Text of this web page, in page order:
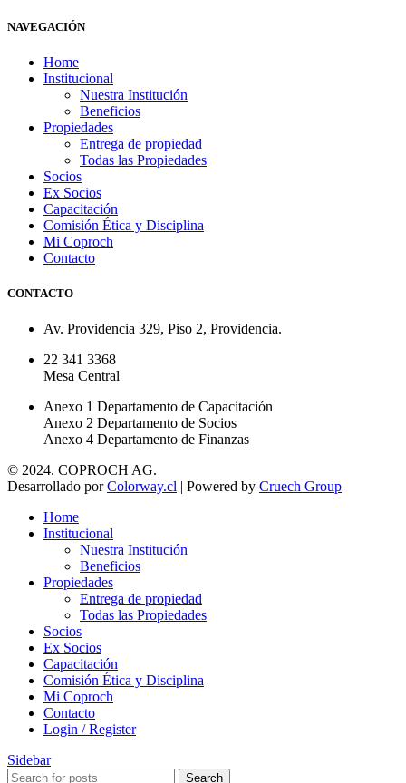
NAVEGACIÓN
Home
Institucional
Nuestra Institución
Beneficios
Propiedades
Entrega de propiedad
Todas las Propiedades
Socios
Ex Socios
Capacitación
Comisión Ética y Disciplina
Mi Coproch
Contacto
CONTACTO
Av. Providencia 329, Piso 2, Providencia.
22 341 3368
Mesa Central
Anexo 1 Departamento de Capacitación
Anexo 2 Departamento de Socios
Anexo 4 Departamento de Finanzas
© 2024. COPROCH AG.
Desarrollado porColorway.cl | Powered by Cruech Group
Home
Institucional
Nuestra Institución
Beneficios
Propiedades
Entrega de propiedad
Todas las Propiedades
Socios
Ex Socios
Capacitación
Comisión Ética y Disciplina
Mi Coproch
Contacto
Login / Register
Sidebar
Search